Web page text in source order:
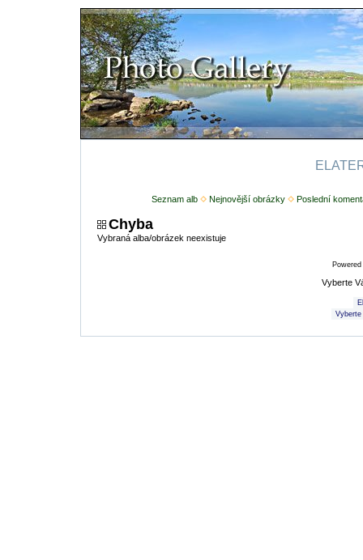
Seznam alb Nejnovější obrázky Poslední
Chyba
Vybraná alba/obrázek neexistuje
Vyberte